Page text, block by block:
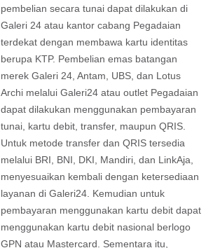
pembelian secara tunai dapat dilakukan di
Galeri 24 atau kantor cabang Pegadaian
terdekat dengan membawa kartu identitas
berupa KTP. Pembelian emas batangan
merek Galeri 24, Antam, UBS, dan Lotus
Archi melalui Galeri24 atau outlet Pegadaian
dapat dilakukan menggunakan pembayaran
tunai, kartu debit, transfer, maupun QRIS.
Untuk metode transfer dan QRIS tersedia
melalui BRI, BNI, DKI, Mandiri, dan LinkAja,
menyesuaikan kembali dengan ketersediaan
layanan di Galeri24. Kemudian untuk
pembayaran menggunakan kartu debit dapat
menggunakan kartu debit nasional berlogo
GPN atau Mastercard. Sementara itu,